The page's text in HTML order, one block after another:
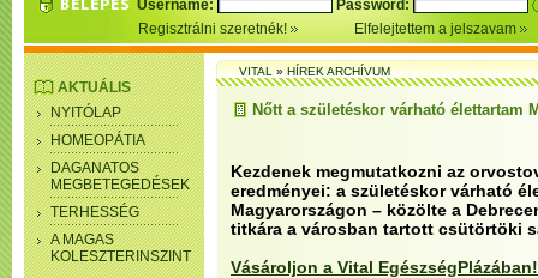
Username:
Password:
Regisztrálni szeretnék!
Elfelejtettem a jelszavam
AKTUÁLIS
NYITÓLAP
HOMEOPÁTIA
DAGANATOS
MEGBETEGEDÉSEK
TERHESSÉG
A MAGAS
KOLESZTERINSZINT
VITAL»HÍREK ARCHÍVUM
Nőtt a születéskor várható élettartam
Kezdenek megmutatkozni az
eredményei: a születéskor várható
Magyarországon – közölte a
titkára a városban tartott csütörtöki
Vásároljon a Vital EgészségPlázában!